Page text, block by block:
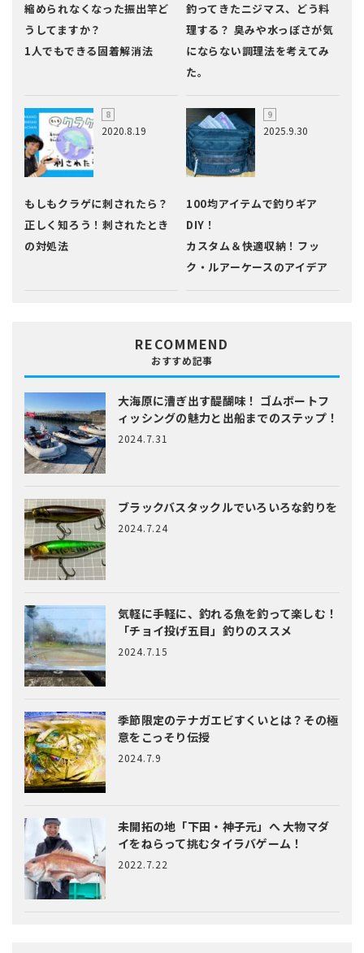
縮められなくなった振出竿ど
うしてますか？
1人でもできる固着解消法
釣ってきたニジマス、どう料
理する？ 臭みや水っぽさが気
にならない調理法を考えてみ
た。
2020.8.19
もしもクラゲに刺されたら？
正しく知ろう！刺されたとき
の対処法
2025.9.30
100均アイテムで釣りギア
DIY！
カスタム＆快適収納！フッ
ク・ルアーケースのアイデア
RECOMMEND
おすすめ記事
大海原に漕ぎ出す醍醐味！ ゴムボートフ
ィッシングの魅力と出船までのステップ！
2024.7.31
ブラックバスタックルでいろいろな釣りを
2024.7.24
気軽に手軽に、釣れる魚を釣って楽しむ！
「チョイ投げ五目」釣りのススメ
2024.7.15
季節限定のテナガエビすくいとは？ その極
意をこっそり伝授
2024.7.9
未開拓の地「下田・神子元」へ大物マダ
イをねらって挑むタイラバゲーム！
2022.7.22